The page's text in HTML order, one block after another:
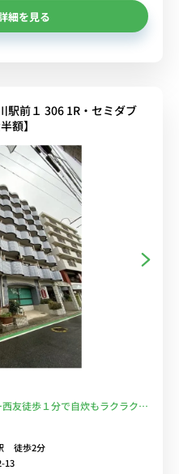
細を見る
駅前１ 306 1R・セミダブ
額】
西友徒歩１分で自炊もラクラク♪
徒歩2分
13